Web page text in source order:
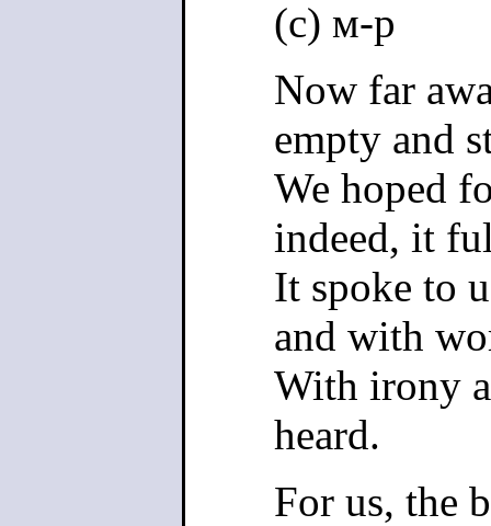
(c) м-р
Now far
empty and
We hoped
indeed, it
It spoke to
and with
With irony
heard.
For us, the